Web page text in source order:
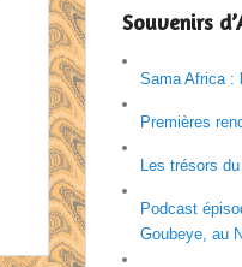
Souvenirs
Sama Africa :
Premières
Les trésors
Podcast
Goubeye, au